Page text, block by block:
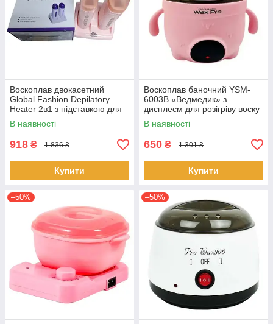
Воскоплав двокасетний
Global Fashion Depilatory
Heater 2в1 з підставкою для
депіляції волосся
Персиковий 40 Вт
В наявності
918 ₴ 1 836 ₴
Купити
Воскоплав баночний YSM-
6003B «Ведмедик» з
дисплеєм для розігріву воску
400 мл 100 Вт Розовий
В наявності
650 ₴ 1 301 ₴
Купити
–50% –50%